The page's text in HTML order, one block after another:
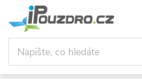
na
obsah